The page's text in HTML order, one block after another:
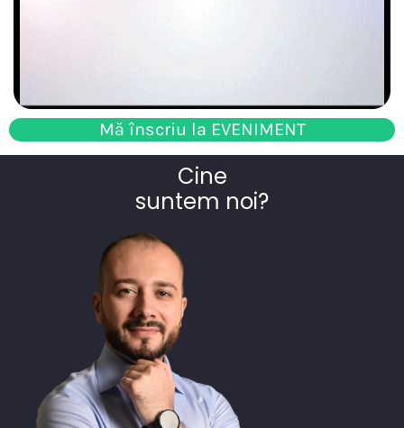
Mă înscriu la EVENIMENT
Cine
suntem noi?